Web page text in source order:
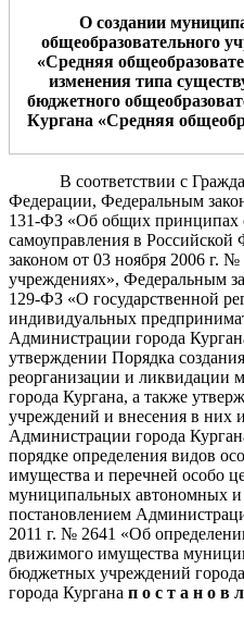
О создании
общеобразовательного
«Средняя общеобразовате
изменения типа
бюджетного обще
Кургана «Средняя общеоб
В соответствии с
Федерации, Федеральным
131-ФЗ «Об общих принципах
самоуправления в Российской
законом от 03 ноября 2006 г. №
учреждениях», Федеральным
129-ФЗ «О государственной
индивидуальных
Администрации города
утверждении Порядка
реорганизации и ликвидации
города Кургана, а также
учреждений и внесения в них
Администрации города
порядке определения видов
имущества и перечней особо
муниципальных автономных
постановлением
2011 г. № 2641 «Об
движимого имущества
бюджетных учреждений
города Кургана п о с т а н о в